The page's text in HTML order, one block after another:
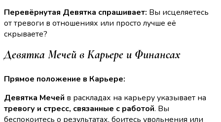
Перевёрнутая Девятка спрашивает: Вы исцеляетесь
от тревоги в отношениях или просто лучше её
скрываете?
Девятка Мечей в Карьере и Финансах
Прямое положение в Карьере:
Девятка Мечей в раскладах на карьеру указывает на
тревогу и стресс, связанные с работой. Вы
беспокоитесь о результатах, боитесь увольнения или